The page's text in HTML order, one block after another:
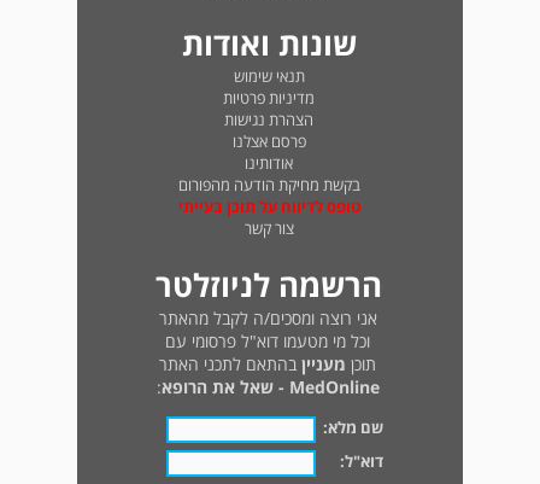
שונות ואודות
תנאי שימוש
מדיניות פרטיות
הצהרת נגישות
פרסם אצלנו
אודותינו
בקשת מחיקת הודעה מהפורום
טופס לדיווח על תוכן בעייתי
צור קשר
הרשמה לניוזלטר
אני רוצה ומסכים/ה לקבל מהאתר
וכל מי מטעמו דוא"ל פרסומי עם
תוכן מעניין בהתאם לתכני האתר
MedOnline - שאל את הרופא
:
שם מלא:
דוא"ל: